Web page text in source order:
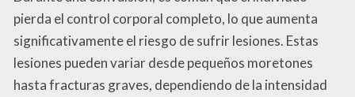
pierda el control corporal completo, lo que aumenta
significativamente el riesgo de sufrir lesiones. Estas
lesiones pueden variar desde pequeños moretones
hasta fracturas graves, dependiendo de la intensidad